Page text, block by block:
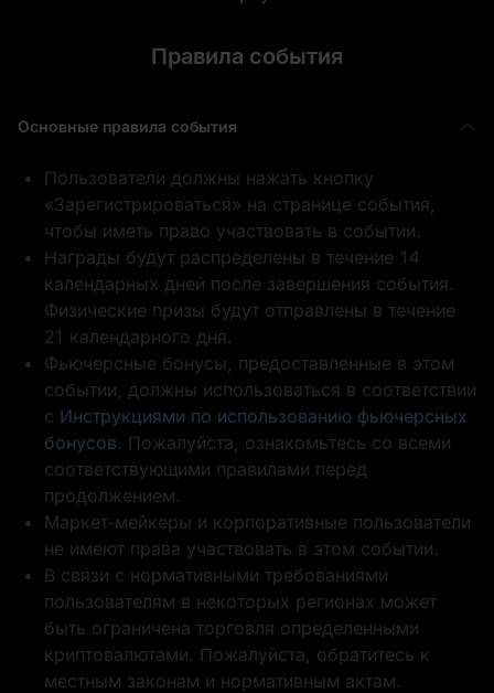
в 50
Благодарим вас
за участие
50,000 USD1
0.5 BTC
5 ETH
Правила события
Основные правила события
Пользователи должны нажать кнопку
«Зарегистрироваться» на странице события,
чтобы иметь право участвовать в событии.
Награды будут распределены в течение 14
календарных дней после завершения события.
Физические призы будут отправлены в течение
21 календарного дня.
Фьючерсные бонусы, предоставленные в этом
событии, должны использоваться в соответствии
с Инструкциями по использованию фьючерсных
бонусов. Пожалуйста, ознакомьтесь со всеми
соответствующими правилами перед
продолжением.
Маркет-мейкеры и корпоративные пользователи
не имеют права участвовать в этом событии.
В связи с нормативными требованиями
пользователям в некоторых регионах может
быть ограничена торговля определенными
криптовалютами. Пожалуйста, обратитесь к
местным законам и нормативным актам.